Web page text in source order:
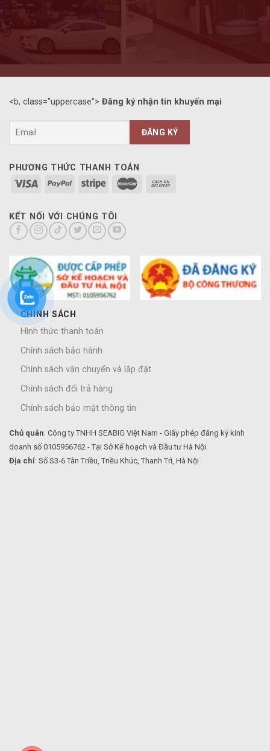
<b, class="uppercase"> Đăng ký nhận tin khuyến mại
PHƯƠNG THỨC THANH TOÁN
KẾT NỐI VỚI CHÚNG TÔI
CHÍNH SÁCH
Hình thức thanh toán
Chính sách bảo hành
Chính sách vận chuyển và lắp đặt
Chính sách đổi trả hàng
Chính sách bảo mật thông tin
Chủ quản: Công ty TNHH SEABIG Việt Nam - Giấy phép đăng ký kinh
doanh số 0105956762 - Tại Sở Kế hoạch và Đầu tư Hà Nội.
Địa chỉ: Số S3-6 Tân Triều, Triều Khúc, Thanh Trì, Hà Nội